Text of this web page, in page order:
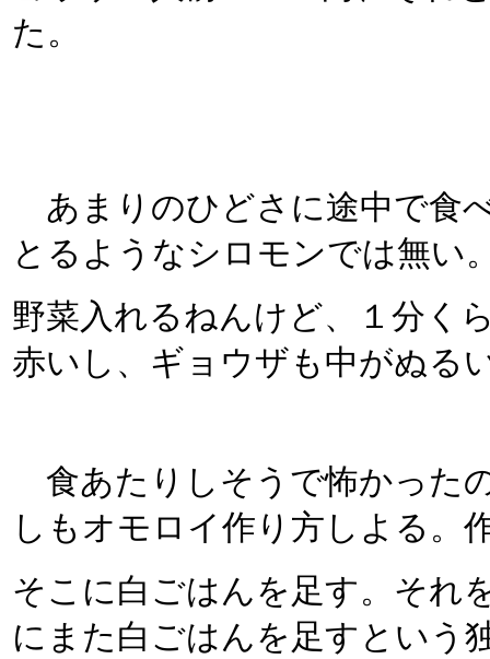
た。
あまりのひどさに途中で食
とるようなシロモンでは無い
野菜入れるねんけど、１分く
赤いし、ギョウザも中がぬる
食あたりしそうで怖かった
しもオモロイ作り方しよる。
そこに白ごはんを足す。それ
にまた白ごはんを足すという